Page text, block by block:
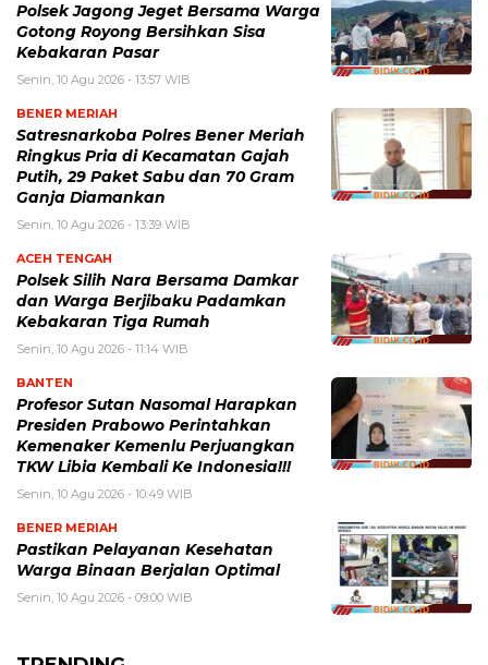
Polsek Jagong Jeget Bersama Warga
Gotong Royong Bersihkan Sisa
Kebakaran Pasar
Senin, 10 Agu 2026 - 13:57 WIB
BENER MERIAH
Satresnarkoba Polres Bener Meriah
Ringkus Pria di Kecamatan Gajah
Putih, 29 Paket Sabu dan 70 Gram
Ganja Diamankan
Senin, 10 Agu 2026 - 13:39 WIB
ACEH TENGAH
Polsek Silih Nara Bersama Damkar
dan Warga Berjibaku Padamkan
Kebakaran Tiga Rumah
Senin, 10 Agu 2026 - 11:14 WIB
BANTEN
Profesor Sutan Nasomal Harapkan
Presiden Prabowo Perintahkan
Kemenaker Kemenlu Perjuangkan
TKW Libia Kembali Ke Indonesia!!!
Senin, 10 Agu 2026 - 10:49 WIB
BENER MERIAH
Pastikan Pelayanan Kesehatan
Warga Binaan Berjalan Optimal
Senin, 10 Agu 2026 - 09:00 WIB